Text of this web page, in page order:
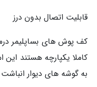
قابلیت اتصال بدون درز
کف پوش های بساپلیمر
کاملا یکپارچه هستند
به گوشه های دیوار